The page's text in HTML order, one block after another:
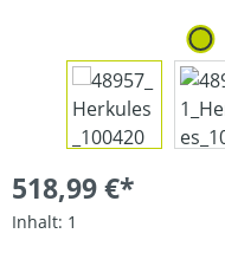
518,99 €*
Inhalt: 1